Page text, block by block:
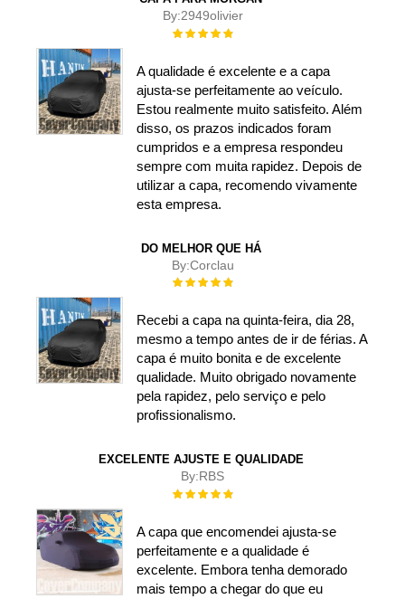
By:2949olivier
Rating:
A qualidade é excelente e a capa
ajusta-se perfeitamente ao veículo.
Estou realmente muito satisfeito. Além
disso, os prazos indicados foram
cumpridos e a empresa respondeu
sempre com muita rapidez. Depois de
utilizar a capa, recomendo vivamente
esta empresa.
DO MELHOR QUE HÁ
By:Corclau
Rating:
Recebi a capa na quinta-feira, dia 28,
mesmo a tempo antes de ir de férias. A
capa é muito bonita e de excelente
qualidade. Muito obrigado novamente
pela rapidez, pelo serviço e pelo
profissionalismo.
EXCELENTE AJUSTE E QUALIDADE
By:RBS
Rating:
A capa que encomendei ajusta-se
perfeitamente e a qualidade é
excelente. Embora tenha demorado
mais tempo a chegar do que eu